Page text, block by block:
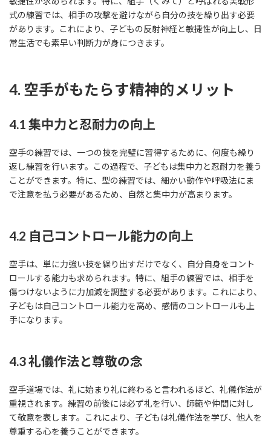
式の練習では、相手の攻撃を避けながら自分の技を繰り出す必要
があります。これにより、子どもの反射神経と敏捷性が向上し、日
常生活でも素早い判断力が身につきます。
4. 空手がもたらす精神的メリット
4.1 集中力と忍耐力の向上
空手の練習では、一つの技を完璧に習得するために、何度も繰り
返し練習を行います。この過程で、子どもは集中力と忍耐力を養う
ことができます。特に、型の練習では、細かい動作や呼吸法にま
で注意を払う必要があるため、自然と集中力が高まります。
4.2 自己コントロール能力の向上
空手は、単に力強い技を繰り出すだけでなく、自分自身をコント
ロールする能力も求められます。特に、組手の練習では、相手を
傷つけないように力加減を調整する必要があります。これにより、
子どもは自己コントロール能力を高め、感情のコントロールも上
手になります。
4.3 礼儀作法と尊敬の念
空手道場では、礼に始まり礼に終わると言われるほど、礼儀作法が
重視されます。練習の前後には必ず礼を行い、師範や仲間に対し
て敬意を表します。これにより、子どもは礼儀作法を学び、他人を
尊重する心を養うことができます。